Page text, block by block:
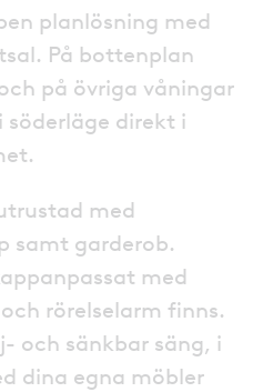
planlösning med
På bottenplan
på övriga våningar
direkt i
med
samt garderob.
med
rörelselarm finns.
och sänkbar säng, i
dina egna möbler